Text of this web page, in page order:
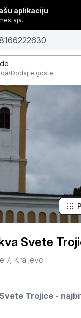
aplikaciju
·Dodajte goste
Svete
7, Kraljevo
Trojice -